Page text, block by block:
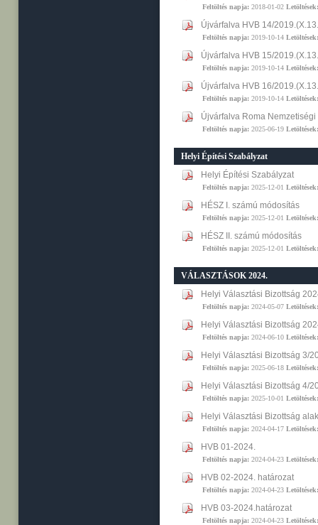
Feltöltés napja: 2018-01-02 Letöltések:
Újvárfalva HVB 14/
Feltöltés napja: 2019-10-14 Letöltések:
Újvárfalva HVB 15/
Feltöltés napja: 2019-10-14 Letöltések:
Újvárfalva HVB 16/
Feltöltés napja: 2019-10-14 Letöltések:
Újvárfalva Roma
Feltöltés napja: 2025-06-19 Letöltések:
Helyi Építési Szabályzat
Helyi Építési Szabályzat
Feltöltés napja: 2025-12-01 Letöltések:
HÉSZ I. számú módosítás
Feltöltés napja: 2025-12-01 Letöltések:
HÉSZ II. számú módosítás
Feltöltés napja: 2025-12-01 Letöltések:
VÁLASZTÁSOK 2024.
Helyi Választási Bizottság
Feltöltés napja: 2024-05-07 Letöltések:
Helyi Választási Bizottság
Feltöltés napja: 2024-06-10 Letöltések:
Helyi Választási Bizottság 3/
Feltöltés napja: 2025-06-18 Letöltések:
Helyi Választási Bizottság 4/
Feltöltés napja: 2025-10-01 Letöltések:
Helyi Választási Bizottság
Feltöltés napja: 2024-04-17 Letöltések:
HVB 01-2024.
Feltöltés napja: 2024-04-23 Letöltések:
HVB 02-2024. határozat
Feltöltés napja: 2024-04-23 Letöltések:
HVB 03-2024.határozat
Feltöltés napja: 2024-04-23 Letöltések: